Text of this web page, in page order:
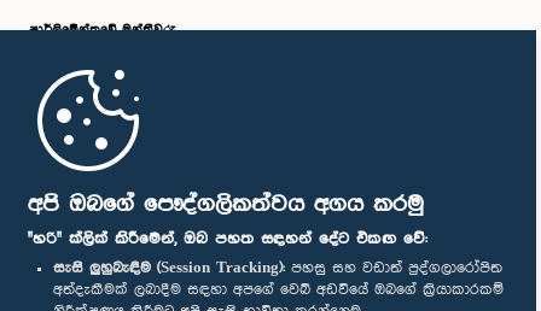
අපි ඔබගේ පෞද්ගලිකත්වය අගය කරමු
"හරි" ක්ලික් කිරීමෙන්, ඔබ පහත සඳහන් දේට එකඟ වේ:
සැසි ලුහුබැඳීම (Session Tracking): පහසු සහ වඩාත් පුද්ගලාරෝපිත
අත්දැකීමක් ලබාදීම සඳහා අපගේ වෙබ් අඩවියේ ඔබගේ ක්‍රියාකාරකම්
පාර්ලි‌මේන්තුවේ මන්ත්‍රීවරු
මුල් පිටුව
පාර්ලිමේන්තු ජංගම යෙදුම